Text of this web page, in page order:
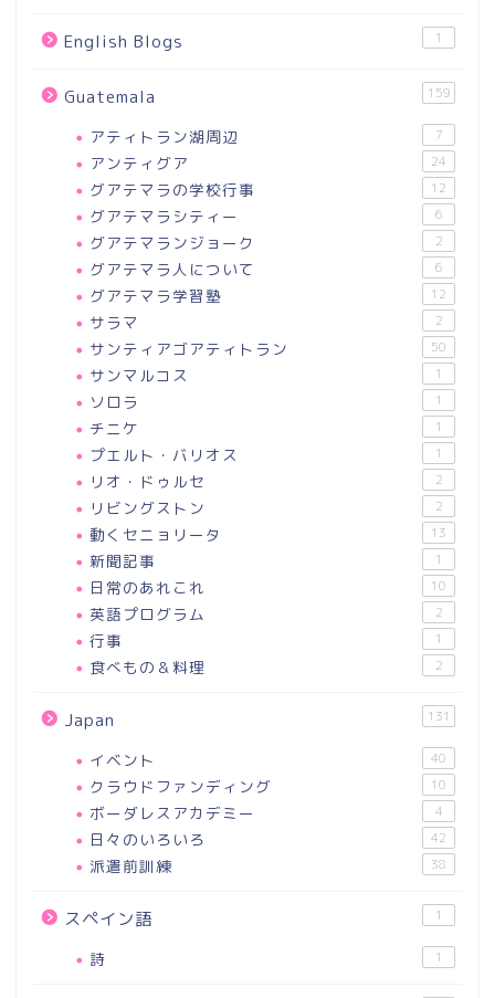
English Blogs 1
Guatemala 159
アティトラン湖周辺 7
アンティグア 24
グアテマラの学校行事 12
グアテマラシティー 6
グアテマランジョーク 2
グアテマラ人について 6
グアテマラ学習塾 12
サラマ 2
サンティアゴアティトラン 50
サンマルコス 1
ソロラ 1
チニケ 1
プエルト・バリオス 1
リオ・ドゥルセ 2
リビングストン 2
動くセニョリータ 13
新聞記事 1
日常のあれこれ 10
英語プログラム 2
行事 1
食べもの＆料理 2
Japan 131
イベント 40
クラウドファンディング 10
ボーダレスアカデミー 4
日々のいろいろ 42
派遣前訓練 38
スペイン語 1
詩 1